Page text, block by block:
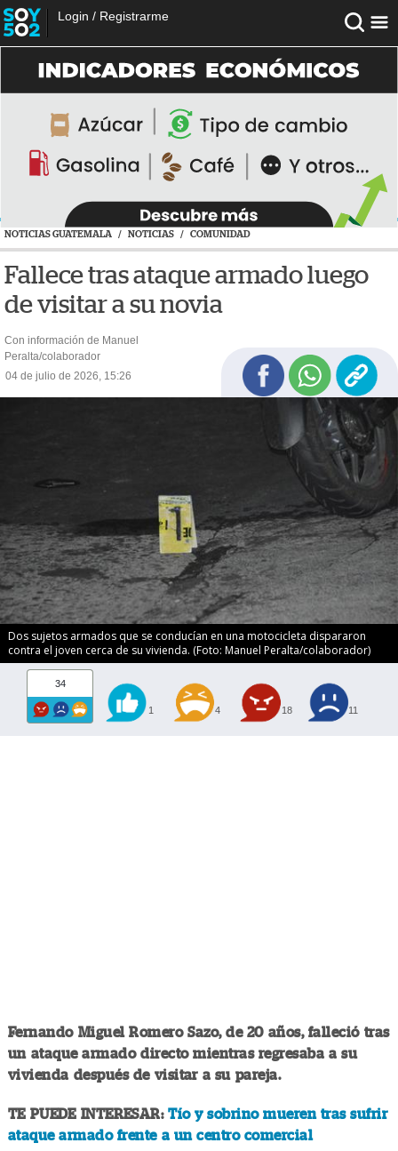
Login / Registrarme
NOTICIAS GUATEMALA / NOTICIAS / COMUNIDAD
Fallece tras ataque armado luego
de visitar a su novia
Con información de Manuel
Peralta/colaborador
04 de julio de 2026, 15:26
Dos sujetos armados que se conducían en una motocicleta dispararon
contra el joven cerca de su vivienda. (Foto: Manuel Peralta/colaborador)
34
1 4 18 11
Fernando Miguel Romero Sazo, de 20 años, falleció tras
un ataque armado directo mientras regresaba a su
vivienda después de visitar a su pareja.
TE PUEDE INTERESAR:Tío y sobrino mueren tras sufrir
ataque armado frente a un centro comercial